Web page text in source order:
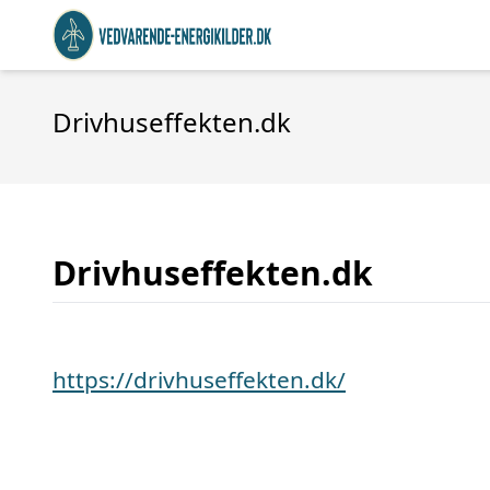
Drivhuseffekten.dk
Drivhuseffekten.dk
https://drivhuseffekten.dk/